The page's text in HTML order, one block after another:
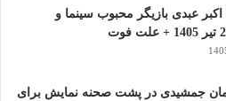
عبدی بازیگر محبوب سینما و
جمشیدی در پشت صحنه نمایش برای